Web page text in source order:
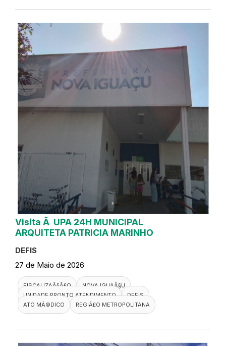
Visita Ã UPA 24H MUNICIPAL
ARQUITETA PATRICIA MARINHO
DEFIS
27 de Maio de 2026
FISCALIZAÃ§Ã£O
NOVA IGUAÃ§U
UNIDADE PRONTO ATENDIMENTO
DEFIS
ATO MÃ©DICO
REGIÃ£O METROPOLITANA